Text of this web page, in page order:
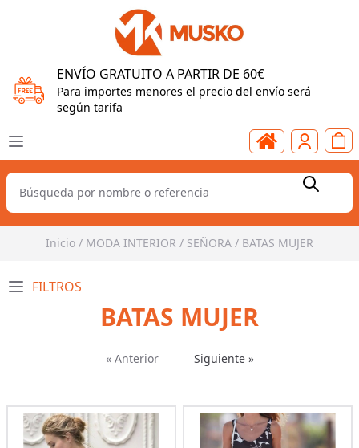
ENVÍO GRATUITO A PARTIR DE 60€
Para importes menores el precio del envío será
según tarifa
Inicio / MODA INTERIOR / SEÑORA / BATAS MUJER
FILTROS
BATAS MUJER
« Anterior Siguiente »